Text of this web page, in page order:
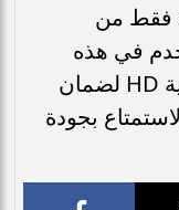
الاستقبال القديمة التي تدعم SD فقط من
في هذه
الحالة إلى جهاز رسيفر يدعم تقنية HD لضمان
بجودة